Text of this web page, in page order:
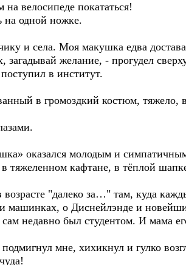
велосипеде покататься!
на одной ножке.
и села. Моя макушка едва
загадывай желание, - прогудел
в институт.
в громоздкий костюм, тяжело,
оказался молодым и
тяжеленном кафтане, в тёплой
возрасте "далеко за…" там, куда
машинках, о Диснейлэнде и
недавно был студентом. И мама
мне, хихикнул и гулко